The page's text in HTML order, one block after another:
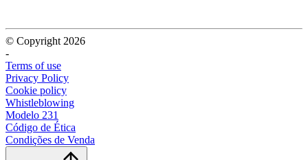
© Copyright 2026
-
Terms of use
Privacy Policy
Cookie policy
Whistleblowing
Modelo 231
Código de Ética
Condições de Venda